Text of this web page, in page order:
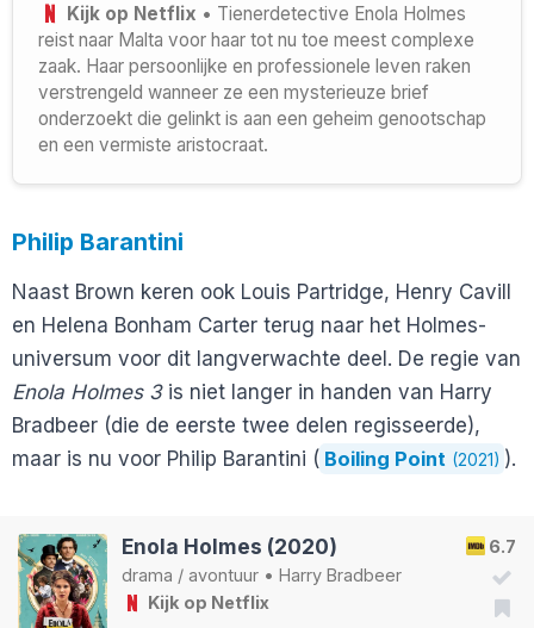
Kijk op Netflix • Tienerdetective Enola Holmes
reist naar Malta voor haar tot nu toe meest complexe
zaak. Haar persoonlijke en professionele leven raken
verstrengeld wanneer ze een mysterieuze brief
onderzoekt die gelinkt is aan een geheim genootschap
en een vermiste aristocraat.
Philip Barantini
Naast Brown keren ook Louis Partridge, Henry Cavill
en Helena Bonham Carter terug naar het Holmes-
universum voor dit langverwachte deel. De regie van
Enola Holmes 3is niet langer in handen van Harry
Bradbeer (die de eerste twee delen regisseerde),
maar is nu voor Philip Barantini ( Boiling Point (2021) ).
6.7
Enola Holmes (2020)
drama / avontuur • Harry Bradbeer
Kijk op Netflix